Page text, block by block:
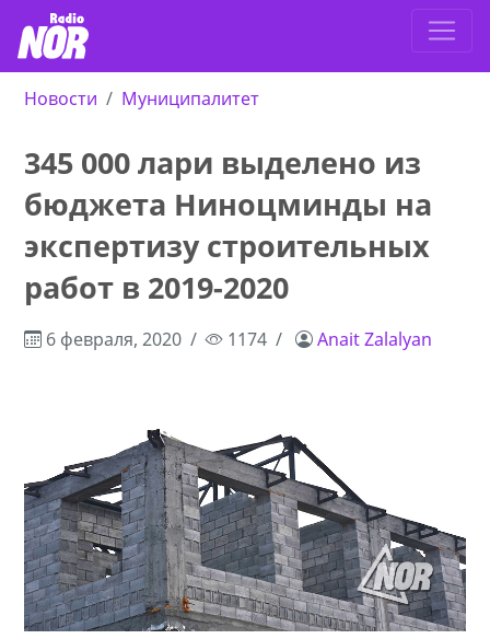
Новости Муниципалитет
345 000 лари выделено из
бюджета Ниноцминды на
экспертизу строительных
работ в 2019-2020
6 февраля, 2020 1174 Anait Zalalyan